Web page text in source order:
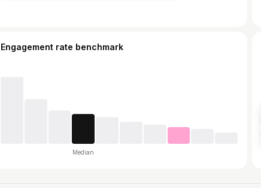
Engagement rate benchmark
Median